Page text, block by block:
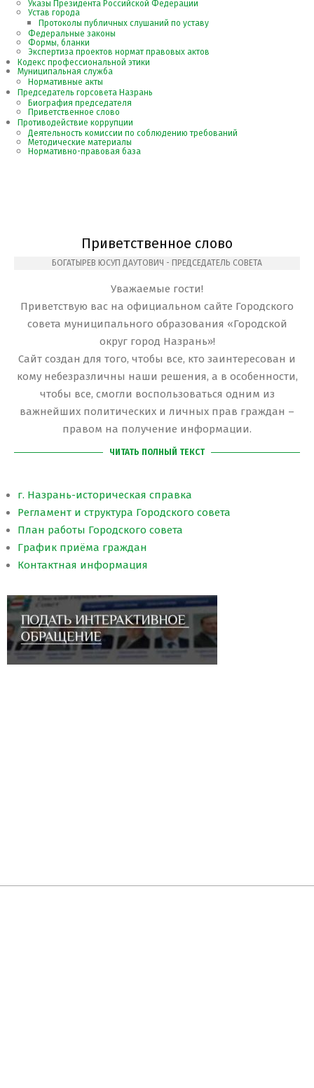
Указы Президента Российской Федерации
Устав города
Протоколы публичных слушаний по уставу
Федеральные законы
Формы, бланки
Экспертиза проектов нормат правовых актов
Кодекс профессиональной этики
Муниципальная служба
Нормативные акты
Председатель горсовета Назрань
Биография председателя
Приветственное слово
Противодействие коррупции
Деятельность комиссии по соблюдению требований
Методические материалы
Нормативно-правовая база
Приветственное слово
БОГАТЫРЕВ ЮСУП ДАУТОВИЧ - ПРЕДСЕДАТЕЛЬ СОВЕТА
Уважаемые гости!
Приветствую вас на официальном сайте Городского
совета муниципального образования «Городской
округ город Назрань»!
Сайт создан для того, чтобы все, кто заинтересован и
кому небезразличны наши решения, а в особенности,
чтобы все, смогли воспользоваться одним из
важнейших политических и личных прав граждан –
правом на получение информации.
ЧИТАТЬ ПОЛНЫЙ ТЕКСТ
г. Назрань-историческая справка
Регламент и структура Городского совета
План работы Городского совета
График приёма граждан
Контактная информация